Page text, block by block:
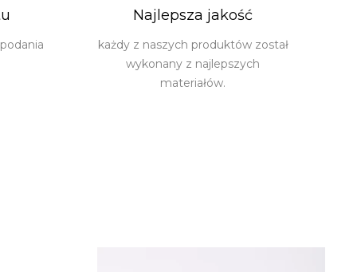
Najlepsza jakość
każdy z naszych produktów został
wykonany z najlepszych
materiałów.